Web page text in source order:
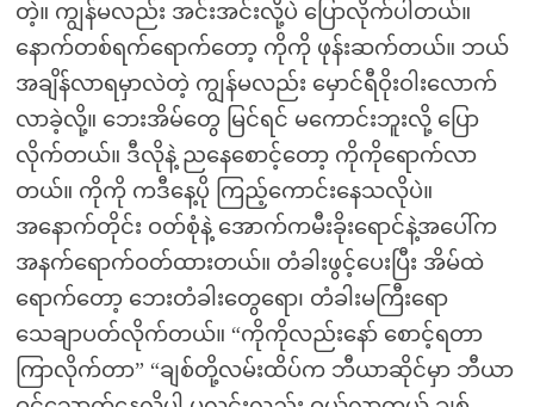
တဲ့။ ကျွန်မလည်း အင်းအင်းလို့ပဲ ပြောလိုက်ပါတယ်။
နောက်တစ်ရက်ရောက်တော့ ကိုကို ဖုန်းဆက်တယ်။ ဘယ်
အချိန်လာရမှာလဲတဲ့ ကျွန်မလည်း မှောင်ရီဝိုးဝါးလောက်
လာခဲ့လို့။ ဘေးအိမ်တွေ မြင်ရင် မကောင်းဘူးလို့ ပြော
လိုက်တယ်။ ဒီလိုနဲ့ ညနေစောင့်တော့ ကိုကိုရောက်လာ
တယ်။ ကိုကို ကဒီနေ့ပို ကြည့်ကောင်းနေသလိုပဲ။
အနောက်တိုင်း ဝတ်စုံနဲ့ အောက်ကမီးခိုးရောင်နဲ့အပေါ်က
အနက်ရောက်ဝတ်ထားတယ်။ တံခါးဖွင့်ပေးပြီး အိမ်ထဲ
ရောက်တော့ ဘေးတံခါးတွေရော၊ တံခါးမကြီးရော
သေချာပတ်လိုက်တယ်။ “ကိုကိုလည်းနော် စောင့်ရတာ
ကြာလိုက်တာ” “ချစ်တို့လမ်းထိပ်က ဘီယာဆိုင်မှာ ဘီယာ